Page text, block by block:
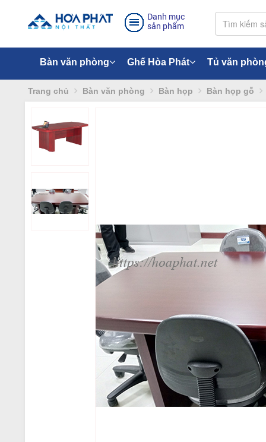
Danh mục
sản phẩm
Bàn văn phòng Ghế Hòa Phát Tủ văn
Trang chủ Bàn văn phòng Bàn họp Bàn họp gỗ